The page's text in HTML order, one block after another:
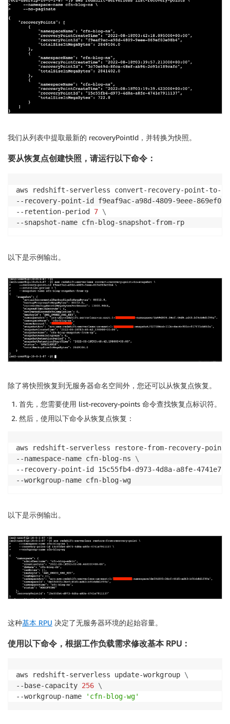
我们从列表中提取最新的 recoveryPointId，并转换为快照。
要从恢复点创建快照，请运行以下命令：
aws redshift-serverless convert-recovery-point-to-
--recovery-point-id f9eaf9ac-a98d-4809-9eee-
--retention-period 7 \
--snapshot-name cfn-blog-snapshot-from-rp
以下是示例输出。
除了将快照恢复到无服务器命名空间外，您还可以从恢复点恢复。
首先，您需要使用 list-recovery-points 命令查找恢复点标识符。
然后，使用以下命令从恢复点恢复：
aws redshift-serverless restore-from-recovery-point
--namespace-name cfn-blog-ns \
--recovery-point-id 15c55fb4-d973-4d8a-a8fe-
--workgroup-name cfn-blog-wg
以下是示例输出。
这种基本 RPU 决定了无服务器环境的起始容量。
使用以下命令，根据工作负载需求修改基本 RPU：
aws redshift-serverless update-workgroup \
--base-capacity 256 \
--workgroup-name
'cfn-blog-wg'